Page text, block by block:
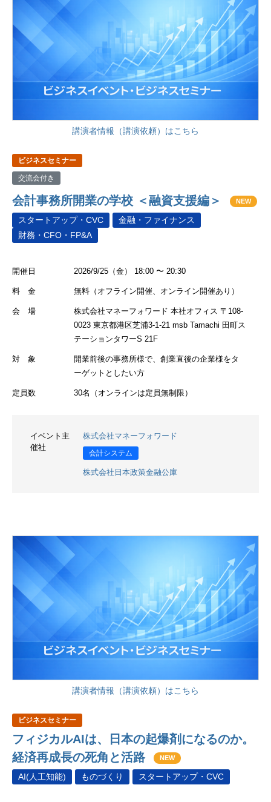
講演者情報（講演依頼）はこちら
ビジネスセミナー
交流会付き
会計事務所開業の学校 ＜融資支援編＞ NEW
スタートアップ・CVC
金融・ファイナンス
財務・CFO・FP&A
開催日 2026/9/25（金） 18:00 〜 20:30
料 金 無料（オフライン開催、オンライン開催あり）
会 場
株式会社マネーフォワード 本社オフィス 〒108-
0023 東京都港区芝浦3-1-21 msb Tamachi 田町ス
テーションタワーS 21F
対 象
開業前後の事務所様で、創業直後の企業様をタ
ーゲットとしたい方
定員数 30名（オンラインは定員無制限）
イベント主
催社
株式会社マネーフォワード
会計システム
株式会社日本政策金融公庫
講演者情報（講演依頼）はこちら
ビジネスセミナー
フィジカルAIは、日本の起爆剤になるのか。
経済再成長の死角と活路
NEW
AI(人工知能) ものづくり スタートアップ・CVC